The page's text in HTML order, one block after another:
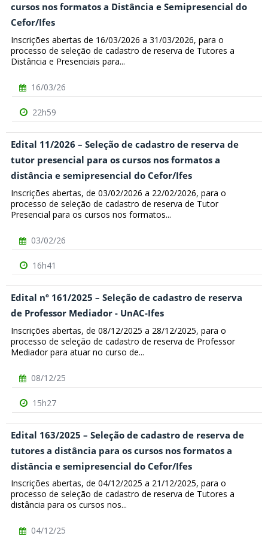
cursos nos formatos a Distância e Semipresencial do
Cefor/Ifes
Inscrições abertas de 16/03/2026 a 31/03/2026, para o
processo de seleção de cadastro de reserva de Tutores a
Distância e Presenciais para...
16/03/26
22h59
Edital 11/2026 – Seleção de cadastro de reserva de
tutor presencial para os cursos nos formatos a
distância e semipresencial do Cefor/Ifes
Inscrições abertas, de 03/02/2026 a 22/02/2026, para o
processo de seleção de cadastro de reserva de Tutor
Presencial para os cursos nos formatos...
03/02/26
16h41
Edital nº 161/2025 – Seleção de cadastro de reserva
de Professor Mediador - UnAC-Ifes
Inscrições abertas, de 08/12/2025 a 28/12/2025, para o
processo de seleção de cadastro de reserva de Professor
Mediador para atuar no curso de...
08/12/25
15h27
Edital 163/2025 – Seleção de cadastro de reserva de
tutores a distância para os cursos nos formatos a
distância e semipresencial do Cefor/Ifes
Inscrições abertas, de 04/12/2025 a 21/12/2025, para o
processo de seleção de cadastro de reserva de Tutores a
distância para os cursos nos...
04/12/25